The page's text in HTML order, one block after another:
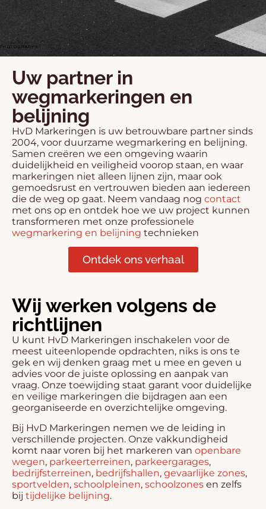
Uw partner in
wegmarkeringen en
belijning
HvD Markeringen is uw betrouwbare partner sinds
2004, voor duurzame wegmarkering en belijning.
Samen creëren we een omgeving waarin
duidelijkheid en veiligheid voorop staan, en waar
markeringen niet alleen lijnen zijn, maar ook
gemoedsrust en vertrouwen bieden aan iedereen
die de weg op gaat. Neem vandaag nog contact
met ons op en ontdek hoe we uw project kunnen
transformeren met onze professionele
wegmarkering en belijning technieken
Ontdek ons verhaal
Wij werken volgens de
richtlijnen
U kunt HvD Markeringen inschakelen voor de
meest uiteenlopende opdrachten, niks is ons te
gek en wij denken graag met u mee en geven u
advies voor de juiste oplossing en aanpak van
vraag. Onze toewijding staat garant voor duidelijke
en veilige markeringen die bijdragen aan een
georganiseerde en overzichtelijke omgeving.
Bij HvD Markeringen nemen we de leiding in
verschillende projecten. Onze vakkundigheid
komt naar voren bij het markeren van openbare
wegen, parkeerterreinen, parkeergarages,
bedrijfsterreinen, bedrijfshallen, gevaarlijke zones,
sportvelden, schoolpleinen, schoolzones en zelfs
bij tijdelijke belijning.